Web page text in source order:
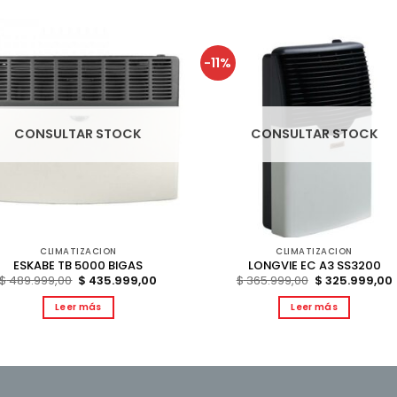
CONSULTAR STOCK
CLIMATIZACION
ESKABE TB 5000 BIGAS
$489.999,00 El
precio
original
era:
$ 489.999,00.
$ 435.999,00
Leer más
-11%
CONSULTAR STOCK
CLIMATIZACION
LONGVIE EC A3 SS3200
$365.999,00 El
precio
original
era:
$ 365.999,00.
$ 325.999,00El
Leer más